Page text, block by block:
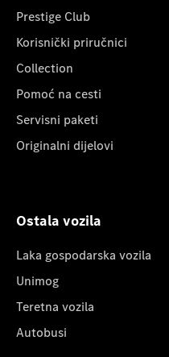
Prestige Club
Korisnički priručnici
Collection
Pomoć na cesti
Servisni paketi
Originalni dijelovi
Ostala vozila
Laka gospodarska vozila
Unimog
Teretna vozila
Autobusi